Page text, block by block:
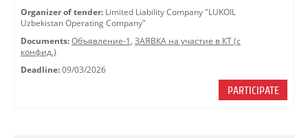
Organizer of tender: Limited Liability Company "LUKOIL
Uzbekistan Operating Company"
Documents: Объявление-1 , ЗАЯВКА на участие в КТ (с
конфид.)
Deadline: 09/03/2026
PARTICIPATE